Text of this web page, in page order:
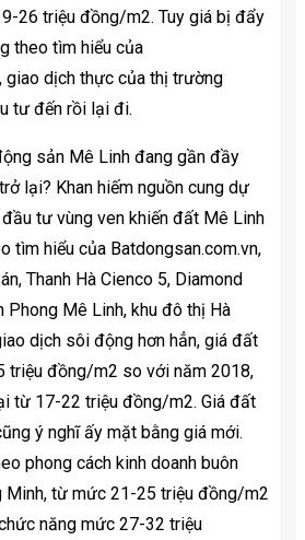
26 triệu đồng/m2. Tuy giá bị đẩy
theo tìm hiểu của
giao dịch thực của thị trường
tư đến rồi lại đi.
sản Mê Linh đang gần đầy
lại? Khan hiếm nguồn cung dự
tư vùng ven khiến đất Mê Linh
tìm hiểu của Batdongsan.com.vn,
Thanh Hà Cienco 5, Diamond
Phong Mê Linh, khu đô thị Hà
dịch sôi động hơn hẳn, giá đất
triệu đồng/m2 so với năm 2018,
từ 17-22 triệu đồng/m2. Giá đất
ý nghĩ ấy mặt bằng giá mới.
phong cách kinh doanh buôn
Minh, từ mức 21-25 triệu đồng/m2
năng mức 27-32 triệu